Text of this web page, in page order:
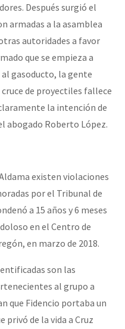
Después surgió el
armadas a la asamblea
autoridades a favor
que se empieza a
gasoducto, la gente
de proyectiles fallece
la intención de
abogado Roberto López.
existen violaciones
por el Tribunal de
a 15 años y 6 meses
en el Centro de
en marzo de 2018.
son las
al grupo a
que Fidencio portaba un
privó de la vida a Cruz